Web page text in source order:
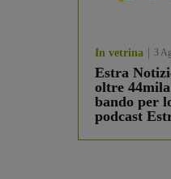
In vetrina 3
Estra
oltre
bando per
podcast